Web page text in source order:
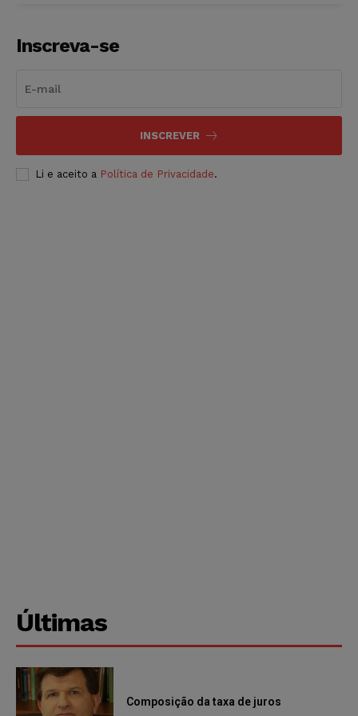
Inscreva-se
INSCREVER
Li e aceito a Política de Privacidade.
Últimas
Composição da taxa de juros